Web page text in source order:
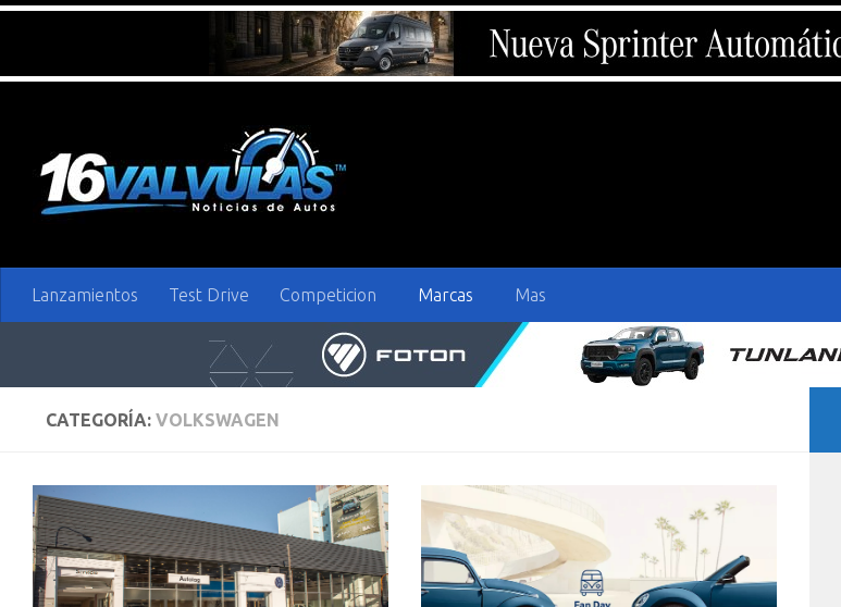
Lanzamientos Test Drive Competicion Marcas Mas
CATEGORÍA: VOLKSWAGEN